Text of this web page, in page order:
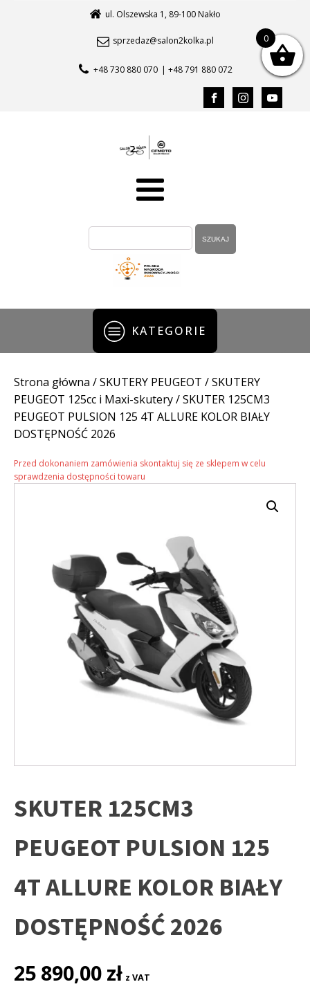
ul. Olszewska 1, 89-100 Nakło
sprzedaz@salon2kolka.pl
+48 730 880 070 | +48 791 880 072
KATEGORIE
Strona główna /SKUTERY PEUGEOT /SKUTERY
PEUGEOT 125cc i Maxi-skutery/ SKUTER 125CM3
PEUGEOT PULSION 125 4T ALLURE KOLOR BIAŁY
DOSTĘPNOŚĆ 2026
Przed dokonaniem zamówienia skontaktuj się ze sklepem w celu
sprawdzenia dostępności towaru
SKUTER 125CM3
PEUGEOT PULSION 125
4T ALLURE KOLOR BIAŁY
DOSTĘPNOŚĆ 2026
25 890,00 zł z VAT
0